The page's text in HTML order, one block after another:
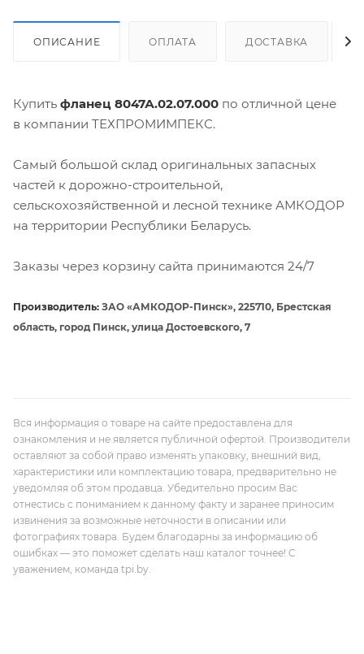
ОПИСАНИЕ ОПЛАТА ДОСТАВКА
Купить фланец 8047А.02.07.000 по отличной цене
в компании ТЕХПРОМИМПЕКС.
Самый большой склад оригинальных запасных
частей к дорожно-строительной,
сельскохозяйственной и лесной технике АМКОДОР
на территории Республики Беларусь.
Заказы через корзину сайта принимаются 24/7
Производитель: ЗАО «АМКОДОР-Пинск», 225710, Брестская
область, город Пинск, улица Достоевского, 7
Вся информация о товаре на сайте предоставлена для
ознакомления и не является публичной офертой. Производители
оставляют за собой право изменять упаковку, внешний вид,
характеристики или комплектацию товара, предварительно не
уведомляя об этом продавца. Убедительно просим Вас
отнестись с пониманием к данному факту и заранее приносим
извинения за возможные неточности в описании или
фотографиях товара. Будем благодарны за информацию об
ошибках — это поможет сделать наш каталог точнее! С
уважением, команда tpi.by.